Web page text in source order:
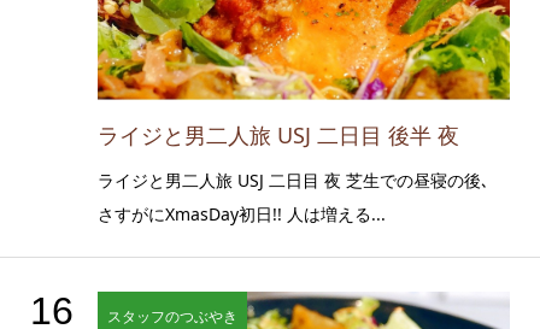
ライジと男二人旅 USJ 二日目 後半 夜
ライジと男二人旅 USJ 二日目 夜 芝生での昼寝の後､
さすがにXmasDay初日!! 人は増える...
16 スタッフのつぶやき